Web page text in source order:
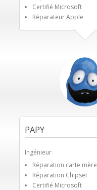
Certifié Microsoft
Réparateur Apple
PAPY
Ingénieur
Réparation carte mère
Réparation Chipset
Certifié Microsoft